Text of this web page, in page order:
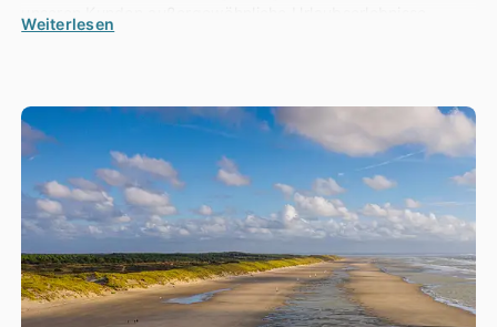
garantieren.
2003, als das Gründerehepaar Annemiek und Stéphane
Cleach den Campingplatz Le Logis in der Charente
Maritime übernahm. Eine große Anlage mit veralteten
Einrichtungen, aber ein Campingplatz mit umwerfendem
Charme. Mehrere Jahre intensiver Arbeit waren nötig, um
ihn auf Vordermann zu bringen, bevor man daran denken
konnte, Neues anzubieten. Das Team hat sich ins Zeug
gelegt… Schon damals bestand das Bestreben darin,
unseren Urlaubern außergewöhnliche Aufenthaltserlebnisse
mit zahlreichen Dienstleistungen, Aktivitäten und
Weiterlesen